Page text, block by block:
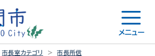
メニュー
市長室カテゴリ
市長所信